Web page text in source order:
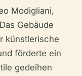
Modigliani,
Gebäude
künstlerische
förderte ein
gedeihen